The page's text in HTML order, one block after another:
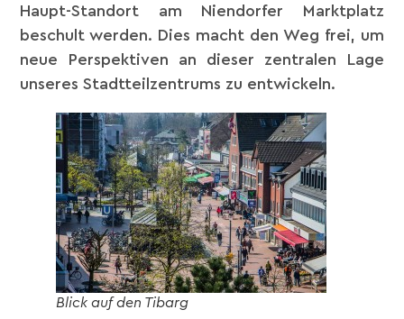
Haupt-Standort am Niendorfer Marktplatz
beschult werden. Dies macht den Weg frei, um
neue Perspektiven an dieser zentralen Lage
unseres Stadtteilzentrums zu entwickeln.
Blick auf den Tibarg